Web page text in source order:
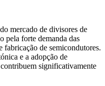
mercado de divisores de
pela forte demanda das
fabricação de semicondutores.
e a adopção de
significativamente